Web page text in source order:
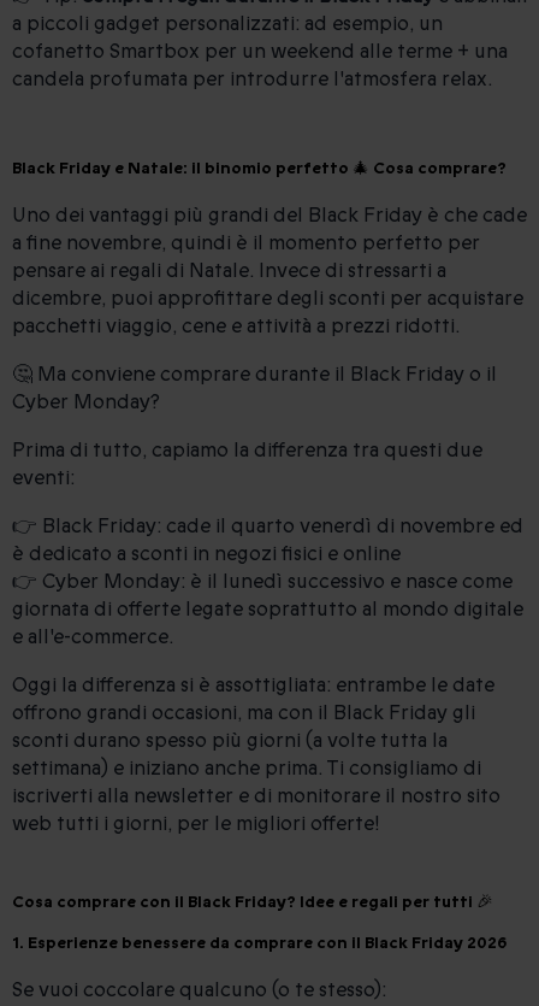
a piccoli gadget personalizzati: ad esempio, un
cofanetto Smartbox per un weekend alle terme + una
candela profumata per introdurre l'atmosfera relax.
Black Friday e Natale: il binomio perfetto 🎄 Cosa comprare?
Uno dei vantaggi più grandi del Black Friday è che cade
a fine novembre, quindi è il momento perfetto per
pensare ai regali di Natale. Invece di stressarti a
dicembre, puoi approfittare degli sconti per acquistare
pacchetti viaggio, cene e attività a prezzi ridotti.
🤔 Ma conviene comprare durante il Black Friday o il
Cyber Monday?
Prima di tutto, capiamo la differenza tra questi due
eventi:
👉 Black Friday: cade il quarto venerdì di novembre ed
è dedicato a sconti in negozi fisici e online
👉 Cyber Monday: è il lunedì successivo e nasce come
giornata di offerte legate soprattutto al mondo digitale
e all'e-commerce.
Oggi la differenza si è assottigliata: entrambe le date
offrono grandi occasioni, ma con il Black Friday gli
sconti durano spesso più giorni (a volte tutta la
settimana) e iniziano anche prima. Ti consigliamo di
iscriverti alla newsletter e di monitorare il nostro sito
web tutti i giorni, per le migliori offerte!
Cosa comprare con il Black Friday? Idee e regali per tutti 🎉
1. Esperienze benessere da comprare con il Black Friday 2026
Se vuoi coccolare qualcuno (o te stesso):